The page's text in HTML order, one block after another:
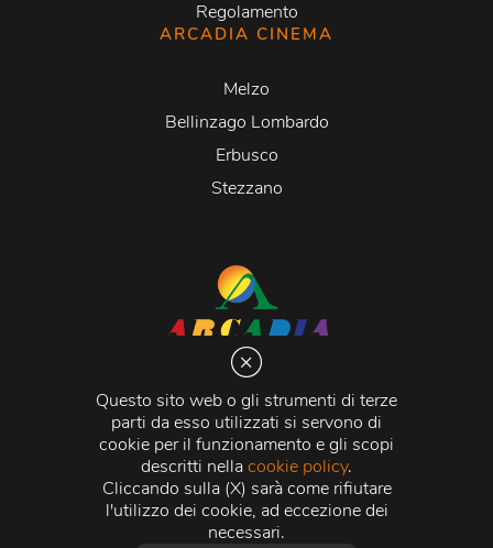
Questo sito web o gli strumenti di terze
parti da esso utilizzati si servono di
cookie per il funzionamento e gli scopi
descritti nellacookie policy.
Cliccando sulla (X) sarà come rifiutare
l'utilizzo dei cookie, ad eccezione dei
necessari.
Regolamento
ARCADIA CINEMA
Melzo
Bellinzago Lombardo
Erbusco
Stezzano
Via Martiri della Libertà 20066 Melzo (MI)
C.C.I.A.A. - R.E.A di Milano n. 1427910
Registro delle Imprese di Milano n. 338392 -
Fiscale e Partita Iva11015840157 | Capitale Sociale
500.000,00 i.v.
Credits:Crea Informatica S.r.l. 2026 © Tutti i diritti
riservati.